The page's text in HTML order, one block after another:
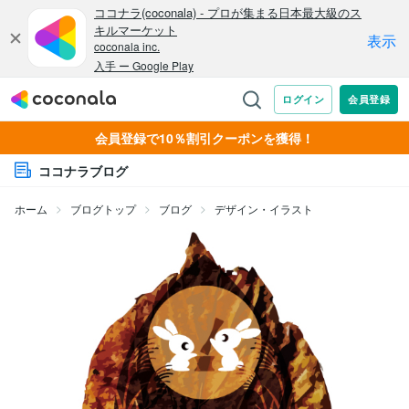
会員登録で10％割引クーポンを獲得！
ココナラブログ
ホーム ブログトップ ブログ デザイン・イラスト